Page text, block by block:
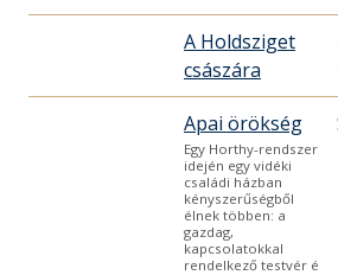
A Holdsziget
császára
Apai örökség
Egy Horthy-rendszer
idején egy vidéki
családi házban
kényszerűségből
élnek többen: a
gazdag,
kapcsolatokkal
rendelkező testvér é